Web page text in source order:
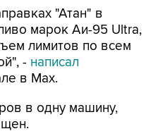
"Атан" в
марок Аи-95 Ultra,
лимитов по всем
- написал
в Max.
в одну машину,